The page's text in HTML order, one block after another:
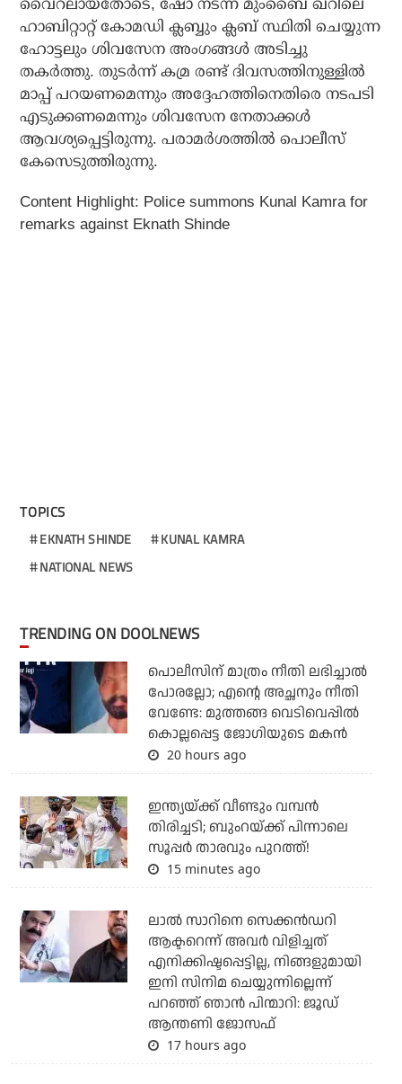
വൈറലായതോടെ, ഷോ നടന്ന മുംബൈ ഖറിലെ
ഹാബിറ്റാറ്റ് കോമഡി ക്ലബ്ബും ക്ലബ് സ്ഥിതി ചെയ്യുന്ന
ഹോട്ടലും ശിവസേന അംഗങ്ങള്‍ അടിച്ചു
തകര്‍ത്തു. തുടര്‍ന്ന് കമ്ര രണ്ട് ദിവസത്തിനുള്ളില്‍
മാപ്പ് പറയണമെന്നും അദ്ദേഹത്തിനെതിരെ നടപടി
എടുക്കണമെന്നും ശിവസേന നേതാക്കള്‍
ആവശ്യപ്പെട്ടിരുന്നു. പരാമര്‍ശത്തില്‍ പൊലീസ്
കേസെടുത്തിരുന്നു.
Content Highlight: Police summons Kunal Kamra for
remarks against Eknath Shinde
TOPICS
EKNATH SHINDE
KUNAL KAMRA
NATIONAL NEWS
TRENDING ON DOOLNEWS
പൊലീസിന് മാത്രം നീതി ലഭിച്ചാല്‍
പോരല്ലോ; എന്റെ അച്ഛനും നീതി
വേണ്ടേ: മുത്തങ്ങ വെടിവെപ്പില്‍
കൊല്ലപ്പെട്ട ജോഗിയുടെ മകന്‍
20 hours ago
ഇന്ത്യയ്ക്ക് വീണ്ടും വമ്പന്‍
തിരിച്ചടി; ബുംറയ്ക്ക് പിന്നാലെ
സൂപ്പര്‍ താരവും പുറത്ത്!
15 minutes ago
ലാല്‍ സാറിനെ സെക്കന്‍ഡറി
ആക്ടറെന്ന് അവര്‍ വിളിച്ചത്
എനിക്കിഷ്ടപ്പെട്ടില്ല, നിങ്ങളുമായി
ഇനി സിനിമ ചെയ്യുന്നില്ലെന്ന്
പറഞ്ഞ് ഞാന്‍ പിന്മാറി: ജൂഡ്
ആന്തണി ജോസഫ്
17 hours ago